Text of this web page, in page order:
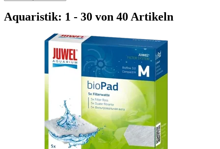
Aquaristik: 1 - 30 von 40 Artikeln